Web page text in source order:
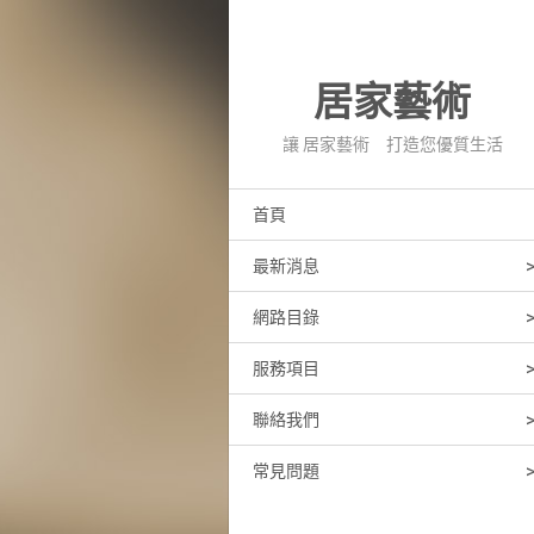
居家藝術
讓 居家藝術 打造您優質生活
首頁
最新消息
網路目錄
服務項目
聯絡我們
常見問題